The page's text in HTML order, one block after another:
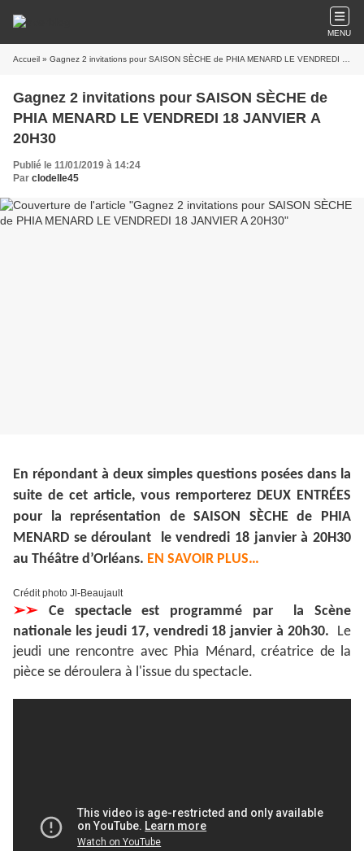
MENU
Accueil » Gagnez 2 invitations pour SAISON SÈCHE de PHIA MENARD LE VENDREDI 18 JANVIER A 20H30
Gagnez 2 invitations pour SAISON SÈCHE de
PHIA MENARD LE VENDREDI 18 JANVIER A
20H30
Publié le 11/01/2019 à 14:24
Par clodelle45
En répondant à deux simples questions posées dans la
suite de cet article, vous remporterez DEUX ENTRÉES
pour la représentation de SAISON SÈCHE de PHIA
MENARD se déroulant le vendredi 18 janvier à 20H30
au Théâtre d’Orléans. EN SAVOIR PLUS…
Crédit photo Jl-Beaujault
➢➢
Ce spectacle est programmé par la Scène
nationale les jeudi 17, vendredi 18 janvier à 20h30. Le
jeudi une rencontre avec Phia Ménard, créatrice de la
pièce se déroulera à l'issue du spectacle.